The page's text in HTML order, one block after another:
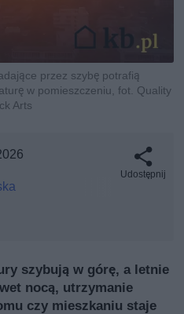
przez szybę potrafią
w pomieszczeniu, fot. Quality
Arts
Udostępnij
szybują w górę, a letnie
nocą, utrzymanie
czy mieszkaniu staje